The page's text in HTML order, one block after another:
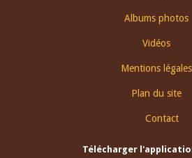
Albums photos
Vidéos
Mentions légales
Plan du site
Contact
Télécharger